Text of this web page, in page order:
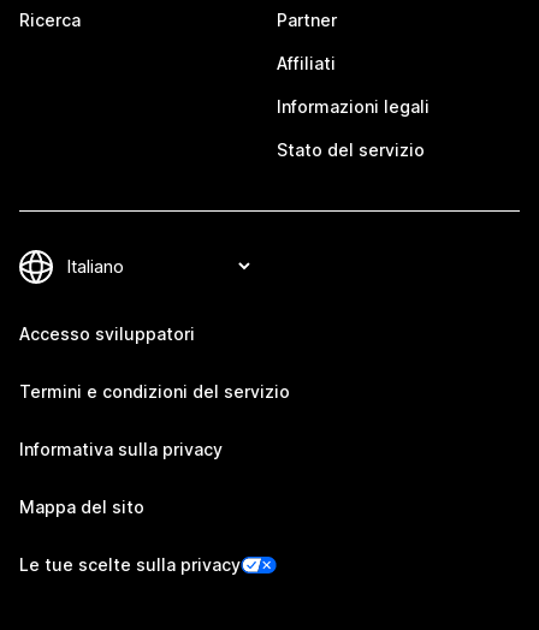
Ricerca Partner
Affiliati
Informazioni legali
Stato del servizio
Accesso sviluppatori
Termini e condizioni del servizio
Informativa sulla privacy
Mappa del sito
Le tue scelte sulla privacy